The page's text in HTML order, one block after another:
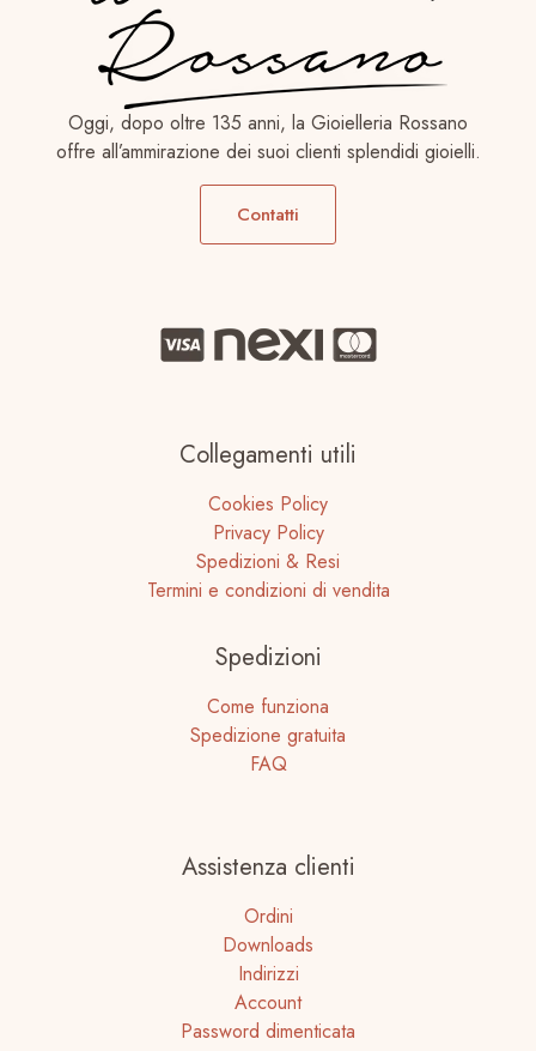
Oggi, dopo oltre 135 anni, la Gioielleria Rossano
offre all’ammirazione dei suoi clienti splendidi gioielli.
Contatti
Collegamenti utili
Cookies Policy
Privacy Policy
Spedizioni & Resi
Termini e condizioni di vendita
Spedizioni
Come funziona
Spedizione gratuita
FAQ
Assistenza clienti
Ordini
Downloads
Indirizzi
Account
Password dimenticata